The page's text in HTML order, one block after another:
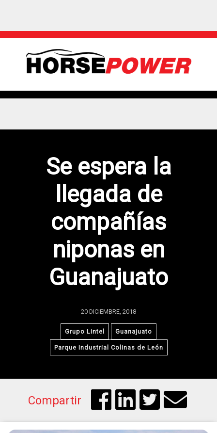
Se espera la
llegada de
compañías
niponas en
Guanajuato
20 DICIEMBRE, 2018
Grupo Lintel Guanajuato
Parque Industrial Colinas de León
Compartir